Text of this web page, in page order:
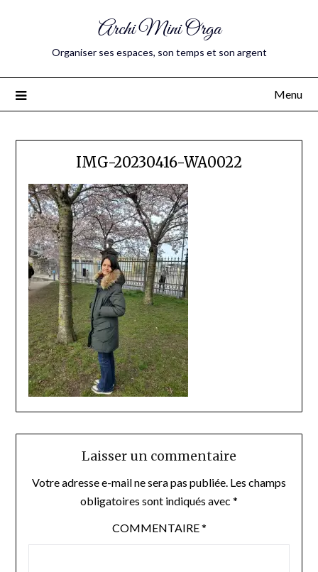
Archi Mini Orga
Organiser ses espaces, son temps et son argent
Menu
IMG-20230416-WA0022
Laisser un commentaire
Votre adresse e-mail ne sera pas publiée. Les champs
obligatoires sont indiqués avec *
COMMENTAIRE*